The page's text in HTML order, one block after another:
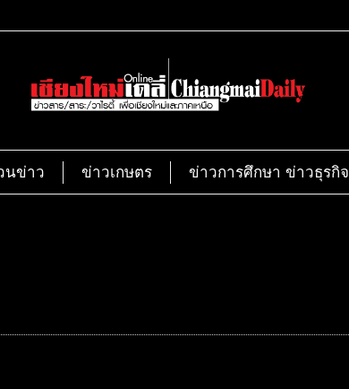
นข่าว ข่าวเกษตร ข่าวการศึกษา ข่าวธุรกิจ